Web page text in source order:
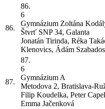
86.
86.
6
Gymnázium Zoltána
Štvrť SNP 34, Galanta
Jonatán Tirinda, Réka
Klenovics, Ádám Szabados
87.
87.
6
Gymnázium A
Metodova 2, Bratislava-
Filip Koudelka, Peter
Emma Jačenková